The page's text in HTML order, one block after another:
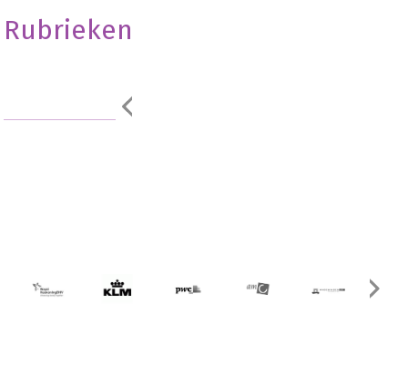
Rubrieken